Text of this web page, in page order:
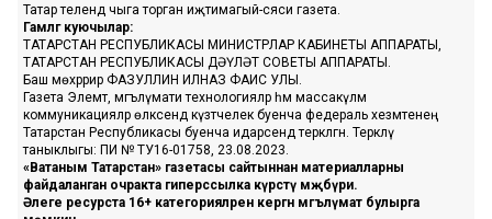
Татар телендә чыга торган иҗтимагый-сәяси газета.
Гамәлгә куючылар:
ТАТАРСТАН РЕСПУБЛИКАСЫ МИНИСТРЛАР КАБИНЕТЫ АППАРАТЫ,
ТАТАРСТАН РЕСПУБЛИКАСЫ ДӘҮЛӘТ СОВЕТЫ АППАРАТЫ.
Баш мөхәррир ФАЗУЛЛИН ИЛНАЗ ФАИС УЛЫ.
Газета Элемтә, мәгълүмати технологияләр һәм массакүләм
коммуникацияләр өлкәсендә күзәтчелек буенча федераль хезмәтенең
Татарстан Республикасы буенча идарәсендә теркәлгән. Теркәлү
таныклыгы: ПИ № ТУ16-01758, 23.08.2023.
«Ватаным Татарстан» газетасы сайтыннан материалларны
файдаланган очракта гиперссылка күрсәтү мәҗбүри.
Әлеге ресурста 16+ категорияләренә кергән мәгълүмат булырга